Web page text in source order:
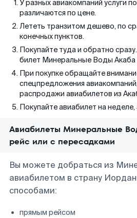
У разных авиакомпаний услуги
различаются по цене.
Лететь транзитом дешево, по
конечных пунктов.
Покупайте туда и обратно
билет Минеральные Воды Акаба
При покупке обращайте
спецпредложения
распродажи авиабилетов из
Покупайте авиабилет на
Авиабилеты Минеральные
рейс или с пересадками
Вы можете добраться из
авиабилетом в страну
способами:
прямым рейсом